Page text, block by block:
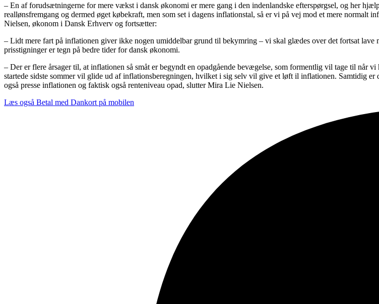
– En af forudsætningerne for mere vækst i dansk økonomi er mere gang i den indenlandske efterspørgsel, og her
reallønsfremgang og dermed øget købekraft, men som set i dagens inflationstal, så er vi på vej mod et mere
Nielsen, økonom i Dansk Erhverv og fortsætter:
– Lidt mere fart på inflationen giver ikke nogen umiddelbar grund til bekymring – vi skal glædes over det fortsat
prisstigninger er tegn på bedre tider for dansk økonomi.
– Der er flere årsager til, at inflationen så småt er begyndt en opadgående bevægelse, som formentlig vil tage til når
startede sidste sommer vil glide ud af inflationsberegningen, hvilket i sig selv vil give et løft il inflationen. Samtidig
også presse inflationen og faktisk også renteniveau opad, slutter Mira Lie Nielsen.
Læs også Betal med Dankort på mobilen